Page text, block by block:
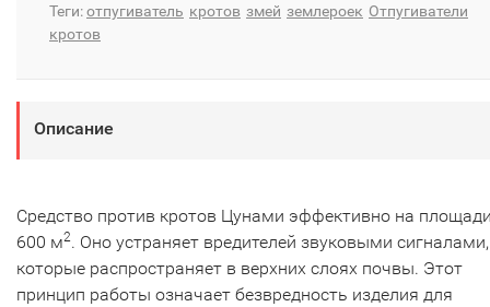
Теги:отпугиватель кротов змей землероек Отпугиватели
кротов
Описание
Средство против кротов Цунами эффективно на
600 м2. Оно устраняет вредителей звуковыми сигналами,
которые распространяет в верхних слоях почвы. Этот
принцип работы означает безвредность изделия для